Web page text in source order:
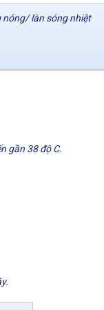
nóng/ làn sóng nhiệt
gần 38 độ C.